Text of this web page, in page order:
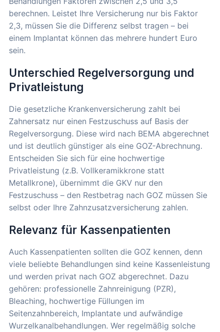
berechnen. Leistet Ihre Versicherung nur bis Faktor
2,3, müssen Sie die Differenz selbst tragen – bei
einem Implantat können das mehrere hundert Euro
sein.
Unterschied Regelversorgung und
Privatleistung
Die gesetzliche Krankenversicherung zahlt bei
Zahnersatz nur einen Festzuschuss auf Basis der
Regelversorgung. Diese wird nach BEMA abgerechnet
und ist deutlich günstiger als eine GOZ-Abrechnung.
Entscheiden Sie sich für eine hochwertige
Privatleistung (z.B. Vollkeramikkrone statt
Metallkrone), übernimmt die GKV nur den
Festzuschuss – den Restbetrag nach GOZ müssen Sie
selbst oder Ihre Zahnzusatzversicherung zahlen.
Relevanz für Kassenpatienten
Auch Kassenpatienten sollten die GOZ kennen, denn
viele beliebte Behandlungen sind keine Kassenleistung
und werden privat nach GOZ abgerechnet. Dazu
gehören: professionelle Zahnreinigung (PZR),
Bleaching, hochwertige Füllungen im
Seitenzahnbereich, Implantate und aufwändige
Wurzelkanalbehandlungen. Wer regelmäßig solche